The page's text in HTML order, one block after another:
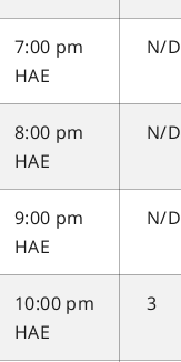
7:00 pm
HAE
N/D
8:00 pm
HAE
N/D
9:00 pm
HAE
N/D
10:00 pm
HAE
3